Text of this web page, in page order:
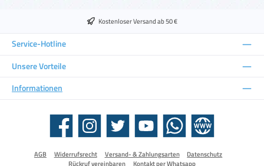
Kostenloser Versand ab 50 €
Service-Hotline
Unsere Vorteile
Informationen
Facebook Instagram Twitter YouTube WhatsApp Website
AGB Widerrufsrecht Versand- & Zahlungsarten
Datenschutz
Rückruf vereinbaren
Kontakt per Whatsapp